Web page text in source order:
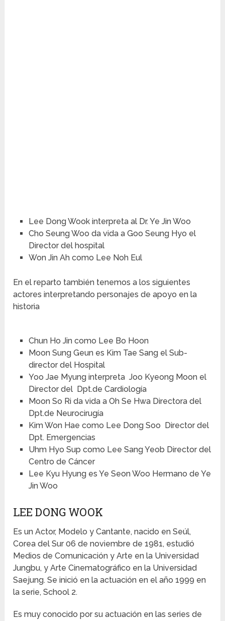
Lee Dong Wook interpreta al Dr. Ye Jin Woo
Cho Seung Woo da vida a Goo Seung Hyo el
Director del hospital
Won Jin Ah como Lee Noh Eul
En el reparto también tenemos a los siguientes
actores interpretando personajes de apoyo en la
historia
Chun Ho Jin como Lee Bo Hoon
Moon Sung Geun es Kim Tae Sang el Sub-
director del Hospital
Yoo Jae Myung interpreta Joo Kyeong Moon el
Director del Dpt.de Cardiología
Moon So Ri da vida a Oh Se Hwa Directora del
Dpt.de Neurocirugía
Kim Won Hae como Lee Dong Soo Director del
Dpt. Emergencias
Uhm Hyo Sup como Lee Sang Yeob Director del
Centro de Cáncer
Lee Kyu Hyung es Ye Seon Woo Hermano de Ye
Jin Woo
LEE DONG WOOK
Es un Actor, Modelo y Cantante, nacido en Seúl,
Corea del Sur 06 de noviembre de 1981, estudió
Medios de Comunicación y Arte en la Universidad
Jungbu, y Arte Cinematográfico en la Universidad
Saejung. Se inició en la actuación en el año 1999 en
la serie, School 2.
Es muy conocido por su actuación en las series de